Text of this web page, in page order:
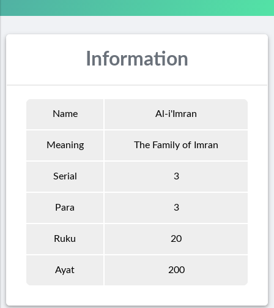
Information
Name Al-i'Imran
Meaning The Family of Imran
Serial 3
Para 3
Ruku 20
Ayat 200